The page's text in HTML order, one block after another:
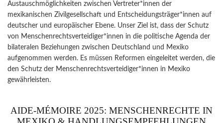
Austauschmöglichkeiten zwischen Vertreter*innen der
mexikanischen Zivilgesellschaft und Entscheidungsträger*innen auf
deutscher und europäischer Ebene. Unser Ziel ist, dass der Schutz
von Menschenrechtsverteidiger*innen in die politische Agenda der
bilateralen Beziehungen zwischen Deutschland und Mexiko
aufgenommen werden. Es müssen Reformen eingeleitet werden, die
den Schutz der Menschenrechtsverteidiger*innen in Mexiko
gewährleisten.
AIDE-MÉMOIRE 2025: MENSCHENRECHTE IN